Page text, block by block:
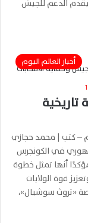
يقدم الدعم للجيش
أخبار العالم اليوم
تاريخية
العالم اليوم – كتب | محمد حجازي
في الكونجرس
أنها تمثل خطوة
قوة الولايات
«تروث سوشيال»،